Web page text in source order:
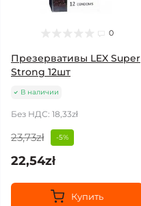
0
Презервативы LEX Super
Strong 12шт
В наличии
Без НДС: 18,33zł
23,73zł -5%
22,54zł
Купить